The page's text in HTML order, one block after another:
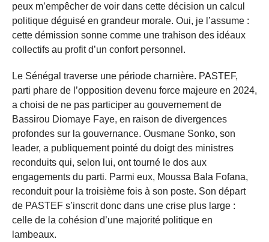
peux m’empêcher de voir dans cette décision un calcul
politique déguisé en grandeur morale. Oui, je l’assume :
cette démission sonne comme une trahison des idéaux
collectifs au profit d’un confort personnel.
Le Sénégal traverse une période charnière. PASTEF,
parti phare de l’opposition devenu force majeure en 2024,
a choisi de ne pas participer au gouvernement de
Bassirou Diomaye Faye, en raison de divergences
profondes sur la gouvernance. Ousmane Sonko, son
leader, a publiquement pointé du doigt des ministres
reconduits qui, selon lui, ont tourné le dos aux
engagements du parti. Parmi eux, Moussa Bala Fofana,
reconduit pour la troisième fois à son poste. Son départ
de PASTEF s’inscrit donc dans une crise plus large :
celle de la cohésion d’une majorité politique en
lambeaux.